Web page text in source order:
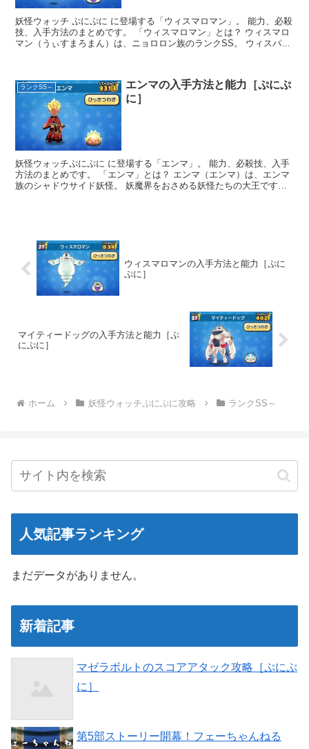
妖怪ウォッチ ぷにぷに に登場する「ウィスマロマン」。 能力、必殺
技、入手方法のまとめです。 「ウィスマロマン」とは？ ウィスマロ
マン（うぃすまろまん）は、ニョロロン族のランクSS。 ウィスパー
ランクSS～
エンマの入手方法と能力［ぷにぷ
に］
妖怪ウォッチぷにぷに に登場する「エンマ」。 能力、必殺技、入手
方法のまとめです。 「エンマ」とは？ エンマ（エンマ）は、エンマ
族のシャドウサイド妖怪。 妖魔界をおさめる妖怪たちの大王です。
ウィスマロマンの入手方法と能力［ぷに
ぷに］
マイティードッグの入手方法と能力［ぷ
にぷに］
ホーム 妖怪ウォッチぷにぷに攻略 ランクSS～
人気記事ランキング
まだデータがありません。
新着記事
マゼラボルトのスコアアタック攻略［ぷにぷ
に］
第5部ストーリー開幕！フェーちゃんねる